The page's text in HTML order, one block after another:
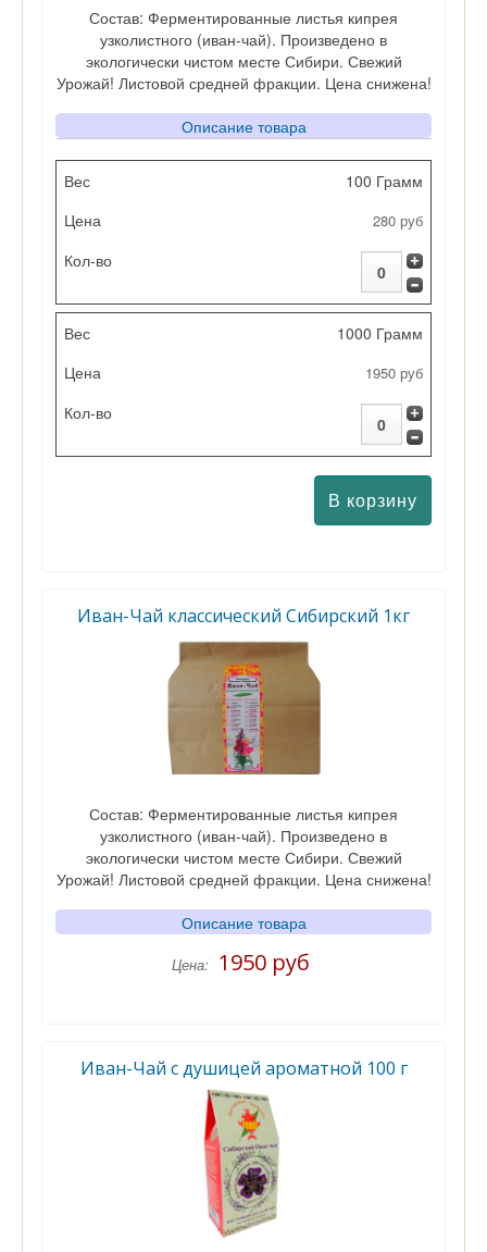
Состав: Ферментированные листья кипрея
узколистного (иван-чай). Произведено в
экологически чистом месте Сибири. Свежий
Урожай! Листовой средней фракции. Цена снижена!
Описание товара
Вес
Цена
Кол-во
100 Грамм
280 руб
1000 Грамм
1950 руб
Иван-Чай классический Сибирский 1кг
Состав: Ферментированные листья кипрея
узколистного (иван-чай). Произведено в
экологически чистом месте Сибири. Свежий
Урожай! Листовой средней фракции. Цена снижена!
Описание товара
Цена: 1950 руб
Иван-Чай с душицей ароматной 100 г